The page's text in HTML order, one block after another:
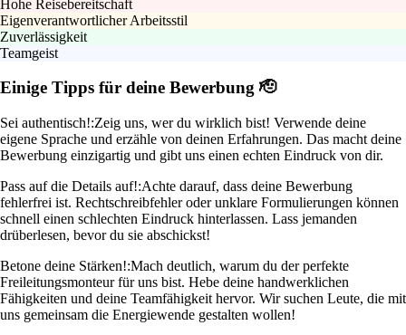
Hohe Reisebereitschaft
Eigenverantwortlicher Arbeitsstil
Zuverlässigkeit
Teamgeist
Einige Tipps für deine Bewerbung 🫡
Sei authentisch!:Zeig uns, wer du wirklich bist! Verwende deine
eigene Sprache und erzähle von deinen Erfahrungen. Das macht deine
Bewerbung einzigartig und gibt uns einen echten Eindruck von dir.
Pass auf die Details auf!:Achte darauf, dass deine Bewerbung
fehlerfrei ist. Rechtschreibfehler oder unklare Formulierungen können
schnell einen schlechten Eindruck hinterlassen. Lass jemanden
drüberlesen, bevor du sie abschickst!
Betone deine Stärken!:Mach deutlich, warum du der perfekte
Freileitungsmonteur für uns bist. Hebe deine handwerklichen
Fähigkeiten und deine Teamfähigkeit hervor. Wir suchen Leute, die mit
uns gemeinsam die Energiewende gestalten wollen!